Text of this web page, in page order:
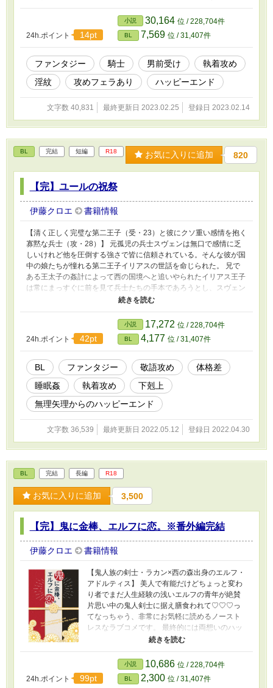
24h.ポイント 14pt
小説 30,164 位 / 228,704件
BL 7,569 位 / 31,407件
ファンタジー 騎士 男前受け
執着攻め
淫紋
攻めフェラあり ハッピーエンド
文字数 40,831 最終更新日 2023.02.25 登録日 2023.02.14
BL 完結 短編 R18 お気に入りに追加 820
【完】ユールの祝祭
伊藤クロエ 書籍情報
【清く正しく完璧な第二王子（受・23）と彼にクソ重い感情を抱く
寡黙な兵士（攻・28）】 元孤児の兵士スヴェンは無口で感情に乏
しいけれど他を圧倒する強さで皆に信頼されている。そんな彼が国
中の娘たちが憧れる第二王子イリアスの世話を命じられた。 兄で
ある王太子の姦計によって西の国境へと追いやられたイリアス王子
は常にまっすぐに前を見て兵士たちの手本であろうとし、スヴェン
はそんな彼に深い憧憬の念を抱いていたが―――― ★かっこよさ
げな？あらすじですがいつも通り大きい攻めさんに受けくんがアン
アン言わされまくるやつです ★タグをご確認の上よろしくお願い
します。 （ムーンさんにも載せています）
24h.ポイント
42pt
小説 17,272 位 / 228,704件
BL 4,177 位 / 31,407件
BL ファンタジー 敬語攻め
体格差
睡眠姦
執着攻め
下剋上
無理矢理からのハッピーエンド
文字数 36,539 最終更新日 2022.05.12 登録日 2022.04.30
BL 完結 長編 R18
お気に入りに追加 3,500
【完】鬼に金棒、エルフに恋。※番外編完結
伊藤クロエ 書籍情報
【鬼人族の剣士・ラカン×西の森出身のエルフ・
アドルティス】 美人で有能だけどちょっと変わ
り者でまだ人生経験の浅いエルフの青年が絶賛
片思い中の鬼人剣士に据え膳食われて♡♡♡っ
てなっちゃう、非常にお気軽に読めるノースト
レスなラブコメです。 最終的には両想いのハッ
ピーエンドになります。 全編に渡ってかなりえ
っち濃いめなのでご注意下さい。（★がついて
います） 地の文にごくたまに♡マークが出てき
ます ※６年前にpixivで書いたものをリライトし
たものです 表紙素材お借りしてます♡ komako
24h.ポイント 99pt
小説 10,686 位 / 228,704件
BL 2,300 位 / 31,407件